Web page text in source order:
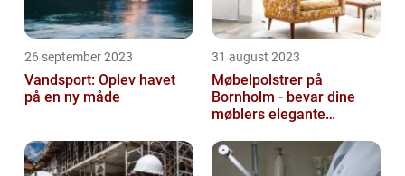
26 september 2023
Vandsport: Oplev havet
på en ny måde
31 august 2023
Møbelpolstrer på
Bornholm - bevar dine
møblers elegante